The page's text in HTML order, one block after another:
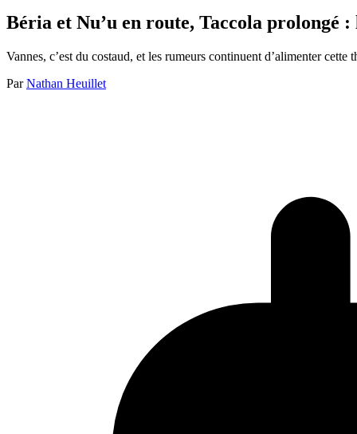
Béria et Nu’u en route, Taccola prolongé
Vannes, c’est du costaud, et les rumeurs continuent d’alimenter
Par Nathan Heuillet